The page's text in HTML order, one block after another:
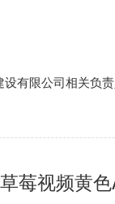
公司相关负责人表
莓视频黄